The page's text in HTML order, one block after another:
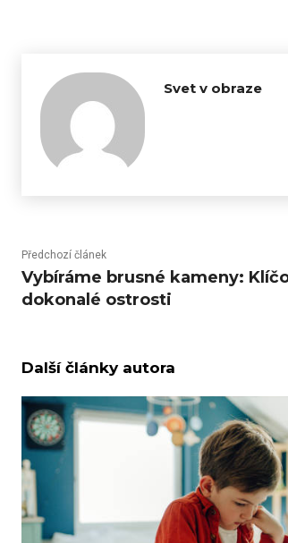
Svet v obraze
Předchozí článek
Vybíráme brusné kameny:
dokonalé ostrosti
Další články autora